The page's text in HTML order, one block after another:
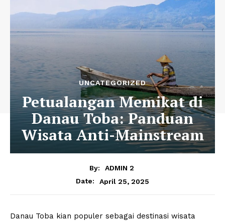
UNCATEGORIZED
Petualangan Memikat di
Danau Toba: Panduan
Wisata Anti-Mainstream
By:
ADMIN 2
Date:
April 25, 2025
Danau Toba kian populer sebagai destinasi wisata